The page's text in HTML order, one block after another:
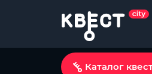
Каталог